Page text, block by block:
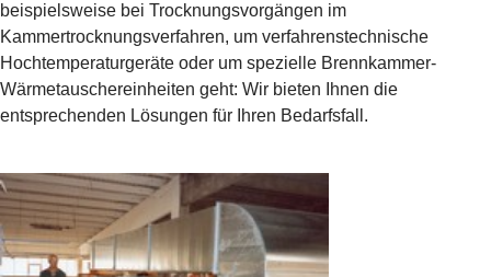
beispielsweise bei Trocknungsvorgängen im
Kammertrocknungsverfahren, um verfahrenstechnische
Hochtemperaturgeräte oder um spezielle Brennkammer-
Wärmetauschereinheiten geht: Wir bieten Ihnen die
entsprechenden Lösungen für Ihren Bedarfsfall.